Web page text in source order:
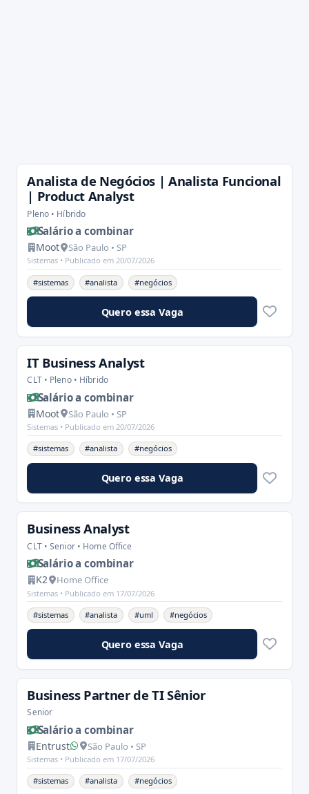
Analista de Negócios | Analista Funcional
| Product Analyst
Pleno • Híbrido
Salário a combinar
Moot São Paulo • SP
Sistemas • Publicado em 20/07/2026
#sistemas #analista #negócios
Quero essa Vaga
IT Business Analyst
CLT • Pleno • Híbrido
Salário a combinar
Moot São Paulo • SP
Sistemas • Publicado em 20/07/2026
#sistemas #analista #negócios
Quero essa Vaga
Business Analyst
CLT • Senior • Home Office
Salário a combinar
K2 Home Office
Sistemas • Publicado em 17/07/2026
#sistemas #analista #uml #negócios
Quero essa Vaga
Business Partner de TI Sênior
Senior
Salário a combinar
Entrust São Paulo • SP
Sistemas • Publicado em 17/07/2026
#sistemas #analista #negócios